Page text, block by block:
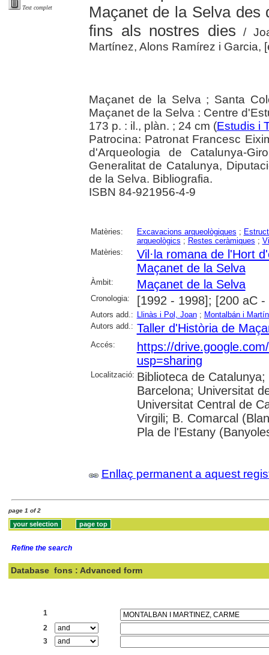
Text complet
Maçanet de la Selva des
fins als nostres dies /
Martínez, Alons Ramírez i Garcia,
Maçanet de la Selva ; Santa
Maçanet de la Selva : Centre
173 p. : il., plàn. ; 24 cm (Estudis i
Patrocina: Patronat Francesc
d'Arqueologia de Catalunya-
Generalitat de Catalunya,
de la Selva. Bibliografia.
ISBN 84-921956-4-9
Matèries: Excavacions arqueològiques ;
arqueològics ; Restes ceràmiques ;
Matèries:
Vil·la romana de l'Hort
Maçanet de la Selva
Àmbit: Maçanet de la Selva
Cronologia: [1992 - 1998]; [200 aC -
Autors add.: Llinàs i Pol, Joan; Montalbán i
Autors add.: Taller d'Història de
Accés:
https://
usp=sharing
Localització: Biblioteca de
Barcelona; Universitat
Universitat Central de
Virgili; B. Comarcal
Pla de l'Estany
Enllaç permanent a aquest
page 1 of 2
Refine the search
Database fons : Advanced form
1
2
3